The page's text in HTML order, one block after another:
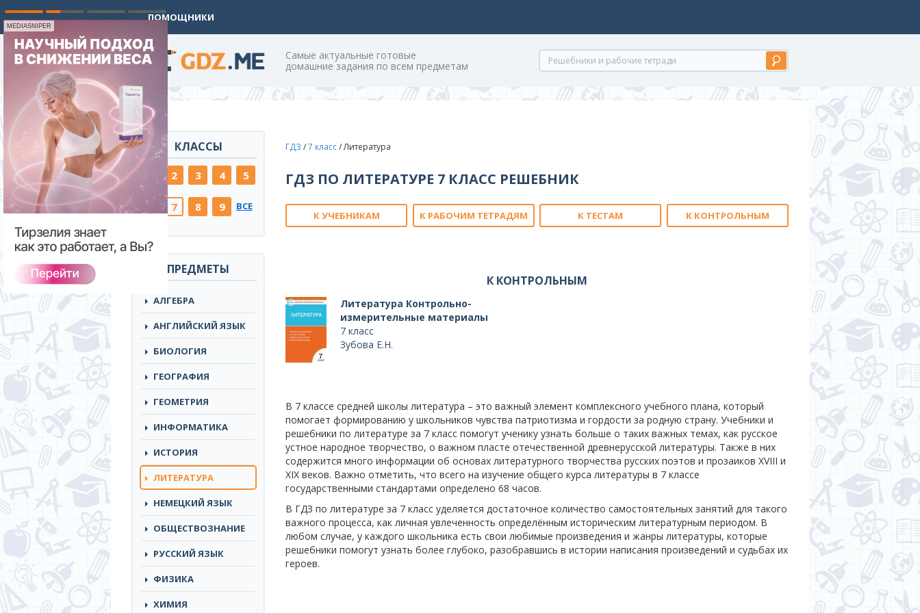
ПОМОЩНИКИ
Cамые актуальные готовые
домашние задания по всем предметам
КЛАССЫ
2 3 4 5
6 7(current)
8 9 ВСЕ
ПРЕДМЕТЫ
АЛГЕБРА
АНГЛИЙСКИЙ ЯЗЫК
БИОЛОГИЯ
ГЕОГРАФИЯ
ГЕОМЕТРИЯ
ИНФОРМАТИКА
ИСТОРИЯ
ЛИТЕРАТУРА(CURRENT)
НЕМЕЦКИЙ ЯЗЫК
ОБЩЕСТВОЗНАНИЕ
РУССКИЙ ЯЗЫК
ФИЗИКА
ХИМИЯ
MEDIASNIPER
ГДЗ /7 класс/Литература
ГДЗ ПО ЛИТЕРАТУРЕ 7 КЛАСС РЕШЕБНИК
К УЧЕБНИКАМ К РАБОЧИМ ТЕТРАДЯМ К ТЕСТАМ К КОНТРОЛЬНЫМ
К КОНТРОЛЬНЫМ
Литература Контрольно-
измерительные материалы
7 класс
Зубова Е.Н.
В 7 классе средней школы литература – это важный элемент комплексного учебного плана, который
помогает формированию у школьников чувства патриотизма и гордости за родную страну. Учебники и
решебники по литературе за 7 класс помогут ученику узнать больше о таких важных темах, как русское
устное народное творчество, о важном пласте отечественной древнерусской литературы. Также в них
содержится много информации об основах литературного творчества русских поэтов и прозаиков XVIII и
XIX веков. Важно отметить, что всего на изучение общего курса литературы в 7 классе
государственными стандартами определено 68 часов.
В ГДЗ по литературе за 7 класс уделяется достаточное количество самостоятельных занятий для такого
важного процесса, как личная увлеченность определённым историческим литературным периодом. В
любом случае, у каждого школьника есть свои любимые произведения и жанры литературы, которые
решебники помогут узнать более глубоко, разобравшись в истории написания произведений и судьбах их
героев.